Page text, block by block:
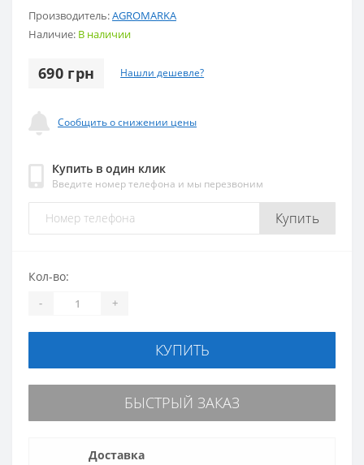
Производитель:AGROMARKA
Наличие: В наличии
690 грн Нашли дешевле?
Сообщить о снижении цены
Купить в один клик
Введите номер телефона и мы перезвоним
Купить
Кол-во:
- +
КУПИТЬ
БЫСТРЫЙ ЗАКАЗ
Доставка